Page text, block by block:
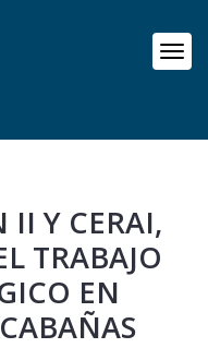
II Y CERAI,
TRABAJO
EN